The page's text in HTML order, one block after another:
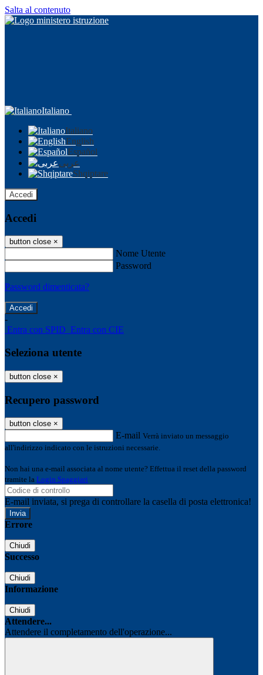
Salta al contenuto
Italiano
Italiano
English
Español
عربى
Shqiptare
Accedi
Accedi
button close ×
Nome Utente
Password
Password dimenticata?
-
Entra con SPID Entra con CIE
Seleziona utente
button close ×
Recupero password
button close ×
E-mail Verrà inviato un messaggio
all'indirizzo indicato con le istruzioni necessarie.
Non hai una e-mail associata al nome utente? Effettua il reset della password
tramite la Login Spaggiari
E-mail inviata, si prega di controllare la casella di posta elettronica!
Errore
Chiudi
Successo
Chiudi
Informazione
Chiudi
Attendere...
Attendere il completamento dell'operazione...